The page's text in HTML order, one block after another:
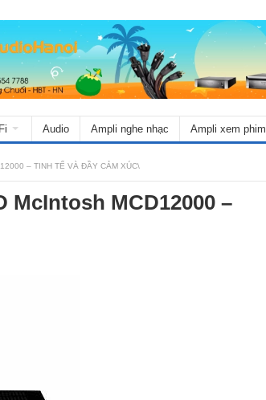
Audio Ampli nghe nhạc Ampli xem phim
– TINH TẾ VÀ ĐẦY CẢM XÚC\
McIntosh MCD12000 –